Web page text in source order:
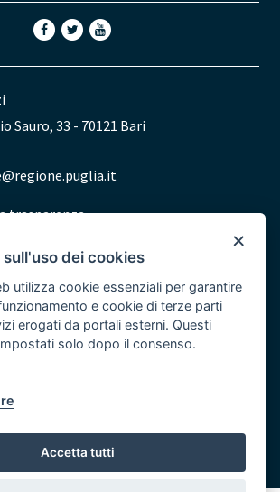
Sauro, 33 - 70121 Bari
trasparenza
© Regione Puglia
×
dei cookies
utilizza cookie essenziali per garantire
e cookie di terze parti
erogati da portali esterni. Questi
solo dopo il consenso.
Accetta tutti